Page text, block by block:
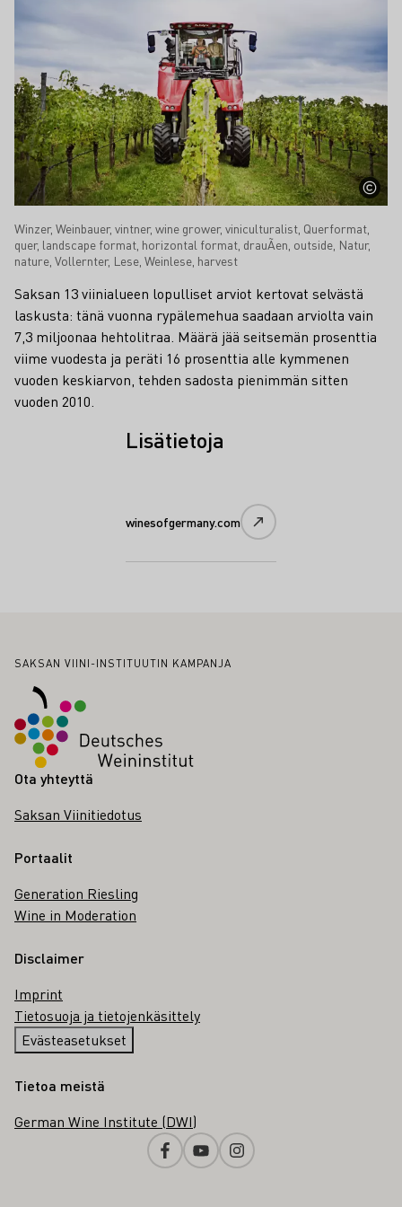
Winzer, Weinbauer, vintner, wine grower, viniculturalist, Querformat,
quer, landscape format, horizontal format, drauÃen, outside, Natur,
nature, Vollernter, Lese, Weinlese, harvest
Saksan 13 viinialueen lopulliset arviot kertovat selvästä
laskusta: tänä vuonna rypälemehua saadaan arviolta vain
7,3 miljoonaa hehtolitraa. Määrä jää seitsemän prosenttia
viime vuodesta ja peräti 16 prosenttia alle kymmenen
vuoden keskiarvon, tehden sadosta pienimmän sitten
vuoden 2010.
Lisätietoja
winesofgermany.com
Alatunniste
SAKSAN VIINI-INSTITUUTIN KAMPANJA
Ota yhteyttä
Saksan Viinitiedotus
Portaalit
Generation Riesling
Wine in Moderation
Disclaimer
Imprint
Tietosuoja ja tietojenkäsittely
Evästeasetukset
Tietoa meistä
German Wine Institute (DWI)
FacebookYoutubeInstagram